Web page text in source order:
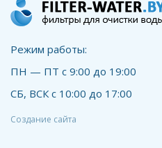
Режим работы:
ПН — ПТ с 9:00 до 19:00
СБ, ВСК с 10:00 до 17:00
Создание сайта